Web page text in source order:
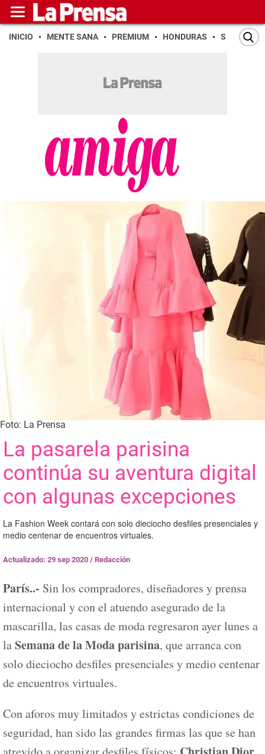
INICIO MENTE SANA PREMIUM HONDURAS SAN PEDRO
Foto: La Prensa
La pasarela parisina
continúa su aventura digital
con algunas excepciones
La Fashion Week contará con solo dieciocho desfiles presenciales y
medio centenar de encuentros virtuales.
Actualizado: 29 sep 2020 / Redacción
París..- Sin los compradores, diseñadores y prensa
internacional y con el atuendo asegurado de la
mascarilla, las casas de moda regresaron ayer lunes a
laSemana de la Moda parisina, que arranca con
solo dieciocho desfiles presenciales y medio centenar
de encuentros virtuales.
Con aforos muy limitados y estrictas condiciones de
seguridad, han sido las grandes firmas las que se han